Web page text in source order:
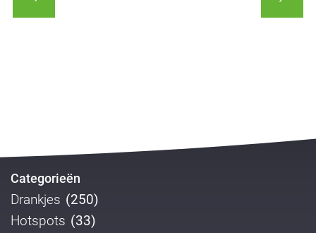
Categorieën
Drankjes (250)
Hotspots (33)